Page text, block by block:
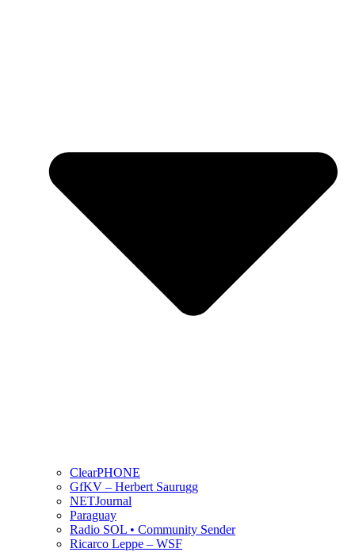
ClearPHONE
GfKV – Herbert Saurugg
NETJournal
Paraguay
Radio SOL • Community Sender
Ricarco Leppe – WSF